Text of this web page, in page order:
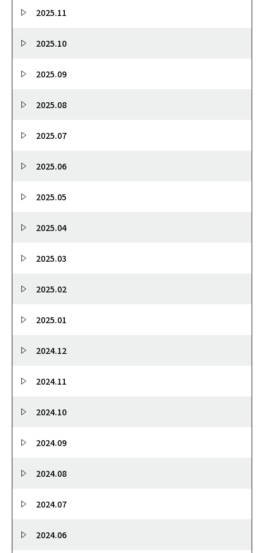
2025.11
2025.10
2025.09
2025.08
2025.07
2025.06
2025.05
2025.04
2025.03
2025.02
2025.01
2024.12
2024.11
2024.10
2024.09
2024.08
2024.07
2024.06